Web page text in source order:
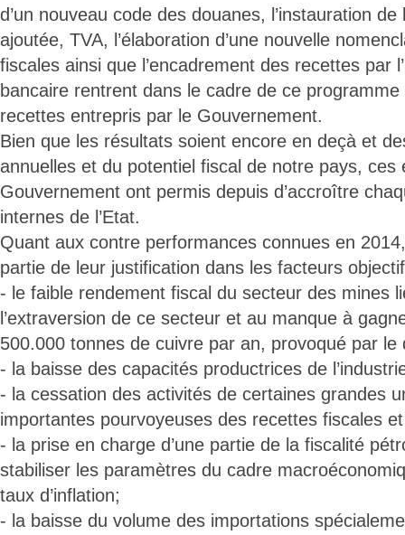
d’un nouveau code des douanes, l’instauration
ajoutée, TVA, l’élaboration d’une nouvelle
fiscales ainsi que l’encadrement des recettes par
bancaire rentrent dans le cadre de ce
recettes entrepris par le Gouvernement.
Bien que les résultats soient encore en deçà et
annuelles et du potentiel fiscal de notre pays, ces
Gouvernement ont permis depuis d’accroître
internes de l’Etat.
Quant aux contre performances connues en
partie de leur justification dans les facteurs
- le faible rendement fiscal du secteur des mines
l’extraversion de ce secteur et au manque à
500.000 tonnes de cuivre par an, provoqué par le
- la baisse des capacités productrices de
- la cessation des activités de certaines grandes
importantes pourvoyeuses des recettes fiscales
- la prise en charge d’une partie de la fiscalité
stabiliser les paramètres du cadre
taux d’inflation;
- la baisse du volume des importations